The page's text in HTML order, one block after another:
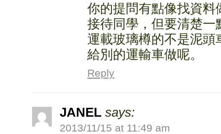
你的提問有點像找資
接待同學，但要清楚一
運載玻璃樽的不是泥
給別的運輸車做呢。
Reply
JANEL says:
2013/11/15 at 11:49 am